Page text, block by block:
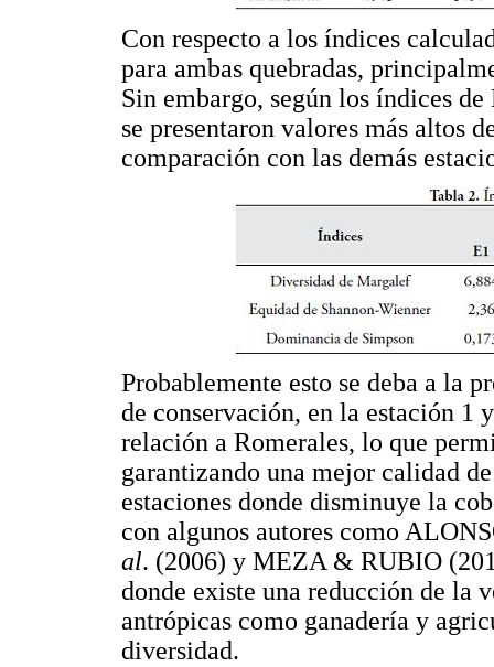
Con respecto a los índices
para ambas quebradas,
Sin embargo, según los índices
se presentaron valores más altos
comparación con las demás
Probablemente esto se deba a la
de conservación, en la estación 1
relación a Romerales, lo que
garantizando una mejor calidad
estaciones donde disminuye la
con algunos autores como
al. (2006) y MEZA & RUBIO
donde existe una reducción de la
antrópicas como ganadería y
diversidad.